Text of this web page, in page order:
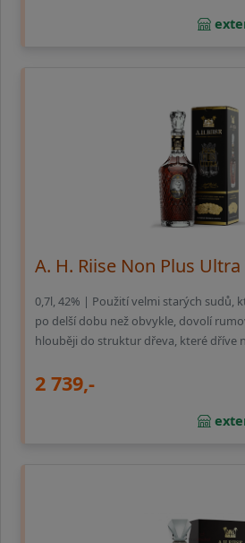
A. H. Riise Non Plus Ultra
0,7l, 42% | Použití velmi starých sudů,
po delší dobu než obvykle, dovolí
hlouběji do struktur dřeva, které dříve
2 739,-